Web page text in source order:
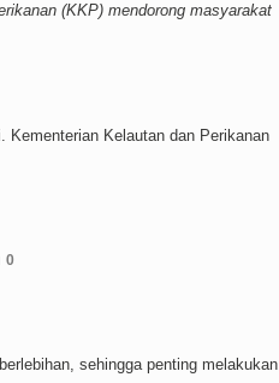
(KKP) mendorong masyarakat
Kementerian Kelautan dan Perikanan
0
sehingga penting melakukan